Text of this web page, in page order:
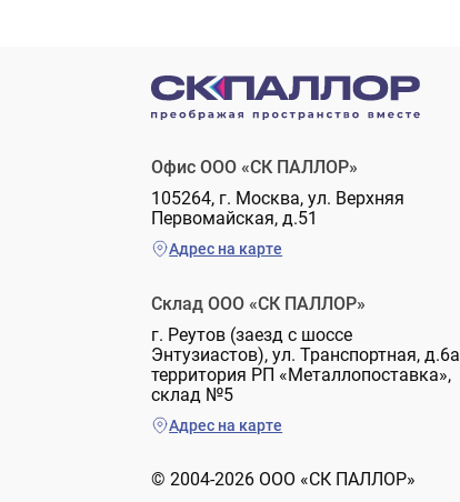
Офис ООО «СК ПАЛЛОР»
105264, г. Москва, ул. Верхняя
Первомайская, д.51
Адрес на карте
Склад ООО «СК ПАЛЛОР»
г. Реутов (заезд с шоссе
Энтузиастов), ул. Транспортная, д.6а
территория РП «Металлопоставка»,
склад №5
Адрес на карте
© 2004-2026 ООО «СК ПАЛЛОР»